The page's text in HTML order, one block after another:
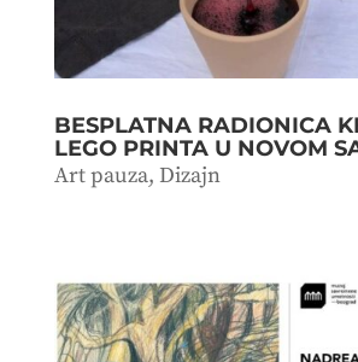
BESPLATNA RADIONICA
LEGO PRINTA U NOVOM
Art pauza, Dizajn